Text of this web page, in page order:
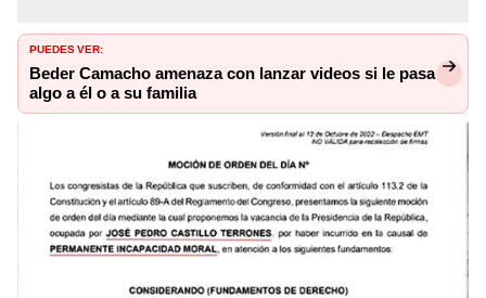
PUEDES VER:
Beder Camacho amenaza con lanzar videos si le pasa
algo a él o a su familia